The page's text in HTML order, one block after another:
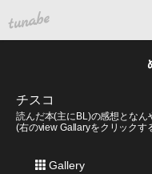
tuna.be
チスコ
読んだ本(主にBL)の感想となん
(右のview Gallaryをクリック
Gallery